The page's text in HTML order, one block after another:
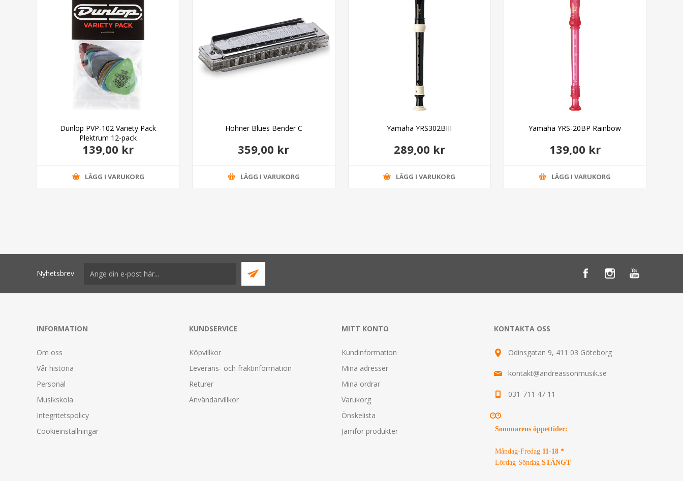
Dunlop PVP-102 Variety Pack
Plektrum 12-pack
139,00 kr
LÄGG I VARUKORG
Hohner Blues Bender C
359,00 kr
LÄGG I VARUKORG
Yamaha YRS302BIII
289,00 kr
LÄGG I VARUKORG
Yamaha YRS-20BP Rainbow
139,00 kr
LÄGG I VARUKORG
Nyhetsbrev
INFORMATION
Om oss
Vår historia
Personal
Musikskola
Integritetspolicy
Cookieinställningar
KUNDSERVICE
Köpvillkor
Leverans- och fraktinformation
Returer
Användarvillkor
MITT KONTO
Kundinformation
Mina adresser
Mina ordrar
Varukorg
Önskelista
Jämför produkter
KONTAKTA OSS
Odinsgatan 9, 411 03 Göteborg
kontakt@andreassonmusik.se
031-711 47 11
Sommarens öppettider:
Måndag-Fredag 11-18 *
Lördag-Söndag STÄNGT